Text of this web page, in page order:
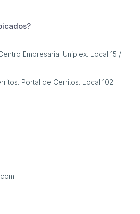
Empresarial Uniplex. Local 15 /
Portal de Cerritos. Local 102